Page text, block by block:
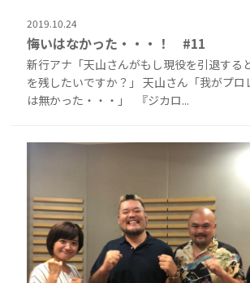
2019.10.24
悔いはなかった・・・！ #11
新行アナ「天山さんがもし現役を引退する
を残したいですか？」 天山さん「我がプロ
は無かった・・・」 『ジカロ...